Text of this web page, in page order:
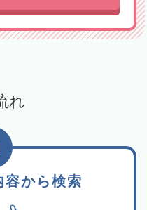
れ
容から検索